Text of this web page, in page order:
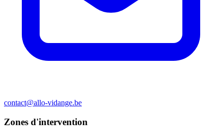
contact@allo-vidange.be
Zones d'intervention